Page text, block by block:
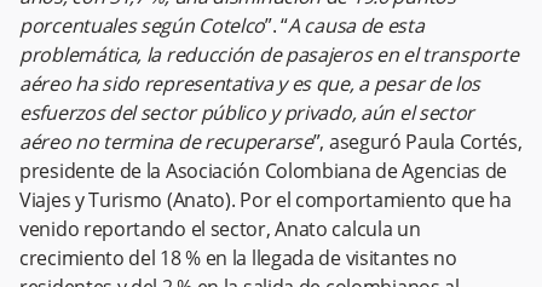
porcentuales según Cotelco”. “A causa de esta
problemática, la reducción de pasajeros en el transporte
aéreo ha sido representativa y es que, a pesar de los
esfuerzos del sector público y privado, aún el sector
aéreo no termina de recuperarse”, aseguró Paula Cortés,
presidente de la Asociación Colombiana de Agencias de
Viajes y Turismo (Anato). Por el comportamiento que ha
venido reportando el sector, Anato calcula un
crecimiento del 18 % en la llegada de visitantes no